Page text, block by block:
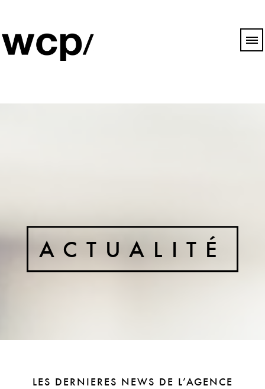
ACTUALITÉ
LES DERNIERES NEWS DE L’AGENCE